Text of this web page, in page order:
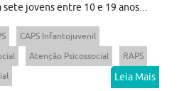
jovens entre 10 e 19 anos...
CAPS Infantojuvenil
Atenção Psicossocial
RAPS
Leia Mais